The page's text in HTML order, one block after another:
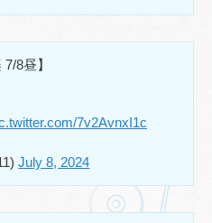
8昼】
7v2AvnxI1c
July 8, 2024